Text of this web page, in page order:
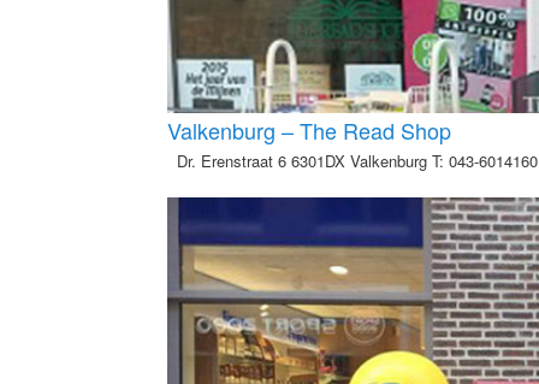
Valkenburg – The Read Shop
Dr. Erenstraat 6 6301DX Valkenburg T: 043-